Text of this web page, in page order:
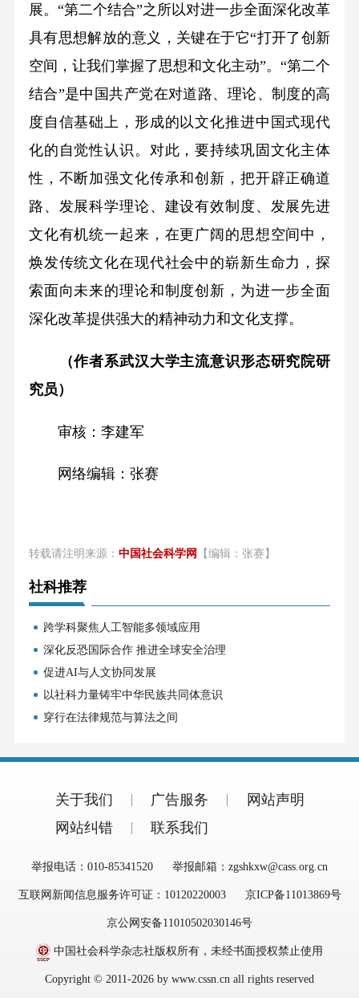
展。“第二个结合”之所以对进一步全面深化改革
具有思想解放的意义，关键在于它“打开了创新
空间，让我们掌握了思想和文化主动”。“第二个
结合”是中国共产党在对道路、理论、制度的高
度自信基础上，形成的以文化推进中国式现代
化的自觉性认识。对此，要持续巩固文化主体
性，不断加强文化传承和创新，把开辟正确道
路、发展科学理论、建设有效制度、发展先进
文化有机统一起来，在更广阔的思想空间中，
焕发传统文化在现代社会中的崭新生命力，探
索面向未来的理论和制度创新，为进一步全面
深化改革提供强大的精神动力和文化支撑。
（作者系武汉大学主流意识形态研究院研
究员）
审核：李建军
网络编辑：张赛
转载请注明来源： 中国社会科学网 【编辑：张赛】
社科推荐
跨学科聚焦人工智能多领域应用
深化反恐国际合作 推进全球安全治理
促进AI与人文协同发展
以社科力量铸牢中华民族共同体意识
穿行在法律规范与算法之间
关于我们 广告服务
网站声明
网站纠错
联系我们
举报电话：010-85341520 举报邮箱：zgshkxw@cass.org.cn
互联网新闻信息服务许可证：10120220003 京ICP备11013869号
京公网安备11010502030146号
中国社会科学杂志社版权所有，未经书面授权禁止使用
Copyright © 2011-2026 by www.cssn.cn all rights reserved